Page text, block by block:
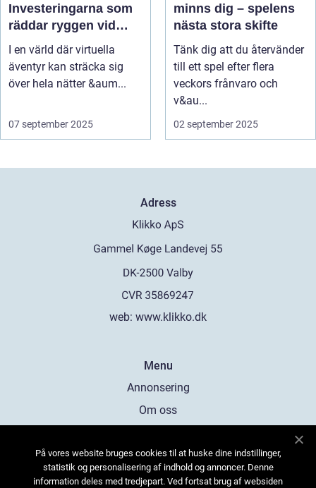
Investeringarna som
räddar ryggen vid
långa pass
I en värld där virtuella
äventyr kan sträcka sig
över hela nätter &aum...
07 september 2025
minns dig – spelens
nästa stora skifte
Tänk dig att du återvänder
till ett spel efter flera
veckors frånvaro och
v&au...
02 september 2025
Adress
web: www.klikko.dk
Menu
Annonsering
Om oss
Kontakta oss
Sitemap
På vores website bruges cookies til at huske dine indstillinger,
statistik og personalisering af indhold og annoncer. Denne
information deles med tredjepart. Ved fortsat brug af websiden